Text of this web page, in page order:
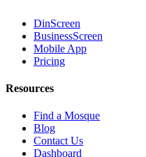
DinScreen
BusinessScreen
Mobile App
Pricing
Resources
Find a Mosque
Blog
Contact Us
Dashboard